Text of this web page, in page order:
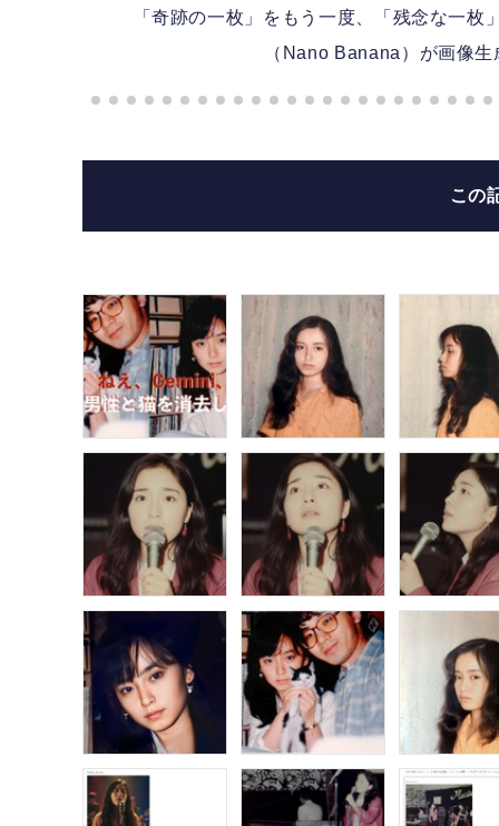
「奇跡の一枚」をもう一度、「残念な一
（Nano Banana）が画像
この